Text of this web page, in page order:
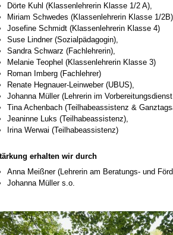
Dörte Kuhl (Klassenlehrerin Klasse 1/2 A),
Miriam Schwedes (Klassenlehrerin Klasse 1/2B)
Josefine Schmidt (Klassenlehrerin Klasse 4)
Suse Lindner (Sozialpädagogin),
Sandra Schwarz (Fachlehrerin),
Melanie Teophel (Klassenlehrerin Klasse 3)
Roman Imberg (Fachlehrer)
Renate Hegnauer-Leinweber (UBUS),
Johanna Müller (Lehrerin im
Tina Achenbach (Teilhabeassistenz &
Jeaninne Luks (Teilhabeassistenz),
Irina Werwai (Teilhabeassistenz)
erhalten wir durch
Anna Meißner (Lehrerin am Beratungs- und
Johanna Müller s.o.